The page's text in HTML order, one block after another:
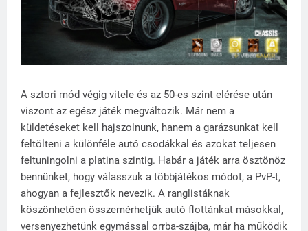
A sztori mód végig vitele és az 50-es szint elérése után
viszont az egész játék megváltozik. Már nem a
küldetéseket kell hajszolnunk, hanem a garázsunkat kell
feltölteni a különféle autó csodákkal és azokat teljesen
feltuningolni a platina szintig. Habár a játék arra ösztönöz
bennünket, hogy válasszuk a többjátékos módot, a PvP-t,
ahogyan a fejlesztők nevezik. A ranglistáknak
köszönhetően összemérhetjük autó flottánkat másokkal,
versenyezhetünk egymással orrba-szájba, már ha működik